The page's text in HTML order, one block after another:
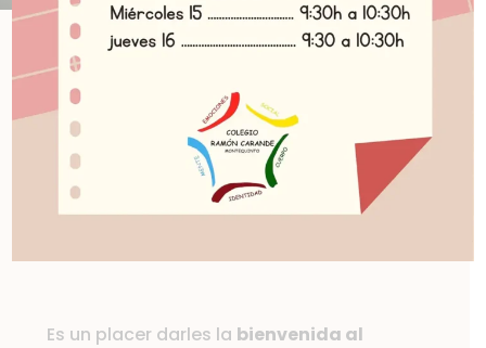
Queridas
familias:
Es un placer darles la bienvenida al